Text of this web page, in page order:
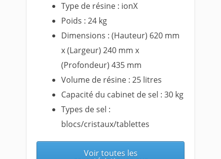
Type de résine : ionX
Poids : 24 kg
Dimensions : (Hauteur) 620 mm
x (Largeur) 240 mm x
(Profondeur) 435 mm
Volume de résine : 25 litres
Capacité du cabinet de sel : 30 kg
Types de sel :
blocs/cristaux/tablettes
Voir toutes les